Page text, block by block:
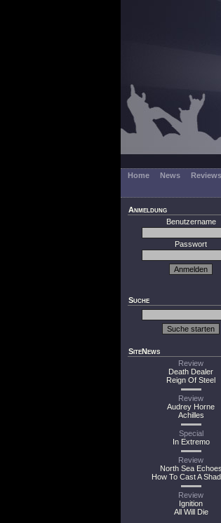
Home News Reviews
Anmeldung
Benutzername
Passwort
Suche
SiteNews
Review
Death Dealer
Reign Of Steel
Review
Audrey Horne
Achilles
Special
In Extremo
Review
North Sea Echoes
How To Cast A
Review
Ignition
All Will Die